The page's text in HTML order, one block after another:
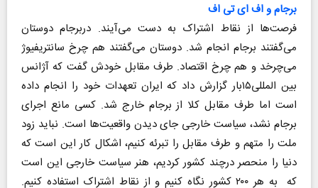
برجام و اف ای تی اف
فرصت‌ها از نقاط اشتراک به دست می‌آیند. دربرجام دوستان
می‌گفتند برجام انجام شد. دوستان می‌گفتند هم چرخ سانتریفیوژ
می‌چرخد و هم چرخ اقتصاد. طرف مقابل خودش گفت که آژانس
بین المللی۱۵بار گزارش داد که ایران تعهدات خود را انجام داده
است اما طرف مقابل کلا از برجام خارج شد. کسی مانع اجرای
برجام نشد، سیاست خارجی جای دیدن واقعیت‌ها است. نباید زود
ملت را متهم و طرف مقابل را تبرئه کنیم، اشکال کار این است که
دنیا را منحصر درچند کشور کردیم، هنر سیاست خارجی این است
که به هر ۲۰۰ کشور نگاه کنیم و از نقاط اشتراک استفاده کنیم.